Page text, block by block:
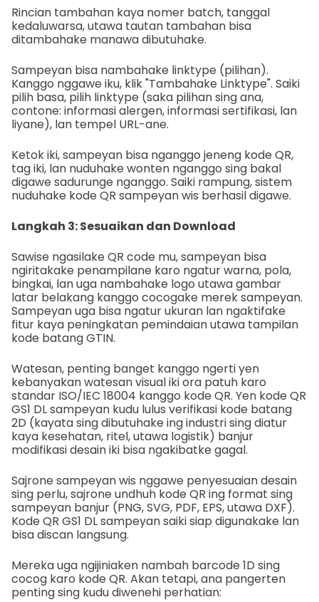
Rincian tambahan kaya nomer batch, tanggal
kedaluwarsa, utawa tautan tambahan bisa
ditambahake manawa dibutuhake.
Sampeyan bisa nambahake linktype (pilihan).
Kanggo nggawe iku, klik "Tambahake Linktype". Saiki
pilih basa, pilih linktype (saka pilihan sing ana,
contone: informasi alergen, informasi sertifikasi, lan
liyane), lan tempel URL-ane.
Ketok iki, sampeyan bisa nganggo jeneng kode QR,
tag iki, lan nuduhake wonten nganggo sing bakal
digawe sadurunge nganggo. Saiki rampung, sistem
nuduhake kode QR sampeyan wis berhasil digawe.
Langkah 3: Sesuaikan dan Download
Sawise ngasilake QR code mu, sampeyan bisa
ngiritakake penampilane karo ngatur warna, pola,
bingkai, lan uga nambahake logo utawa gambar
latar belakang kanggo cocogake merek sampeyan.
Sampeyan uga bisa ngatur ukuran lan ngaktifake
fitur kaya peningkatan pemindaian utawa tampilan
kode batang GTIN.
Watesan, penting banget kanggo ngerti yen
kebanyakan watesan visual iki ora patuh karo
standar ISO/IEC 18004 kanggo kode QR. Yen kode QR
GS1 DL sampeyan kudu lulus verifikasi kode batang
2D (kayata sing dibutuhake ing industri sing diatur
kaya kesehatan, ritel, utawa logistik) banjur
modifikasi desain iki bisa ngakibatke gagal.
Sajrone sampeyan wis nggawe penyesuaian desain
sing perlu, sajrone undhuh kode QR ing format sing
sampeyan banjur (PNG, SVG, PDF, EPS, utawa DXF).
Kode QR GS1 DL sampeyan saiki siap digunakake lan
bisa discan langsung.
Mereka uga ngijiniaken nambah barcode 1D sing
cocog karo kode QR. Akan tetapi, ana pangerten
penting sing kudu diwenehi perhatian: